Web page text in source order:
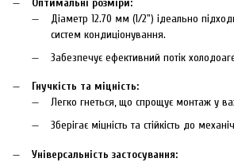
Оптимальні розміри:
Діаметр 12.70 мм (1/2") ідеально
систем кондиціонування.
Забезпечує ефективний потік
Гнучкість та міцність:
Легко гнеться, що спрощує монтаж у
Зберігає міцність та стійкість до
Універсальність застосування: